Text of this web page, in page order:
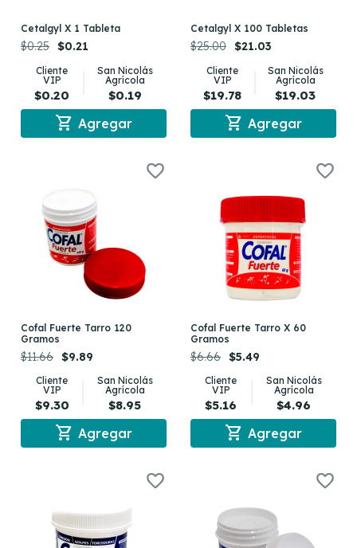
Cetalgyl X 1 Tableta
$0.25 $0.21
Cliente
VIP
$0.20
San Nicolás
Agrícola
$0.19
shopping_cart Agregar
Cetalgyl X 100 Tabletas
$25.00 $21.03
Cliente
VIP
$19.78
San Nicolás
Agrícola
$19.03
shopping_cart Agregar
Cofal Fuerte Tarro 120
Gramos
$11.66 $9.89
Cliente
VIP
$9.30
San Nicolás
Agrícola
$8.95
shopping_cart Agregar
Cofal Fuerte Tarro X 60
Gramos
$6.66 $5.49
Cliente
VIP
$5.16
San Nicolás
Agrícola
$4.96
shopping_cart Agregar